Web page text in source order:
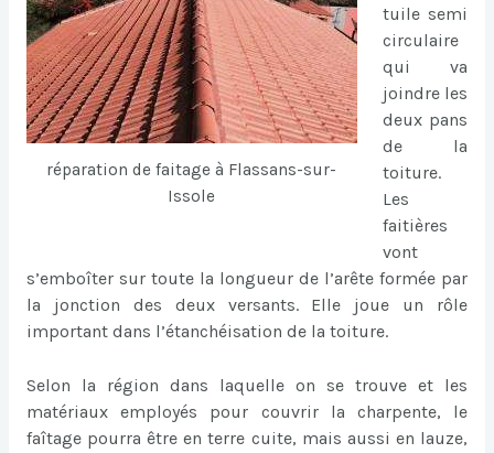
réparation de faitage à Flassans-sur-
Issole
tuile semi
circulaire
qui va
joindre les
deux pans
de la
toiture.
Les
faitières
vont
s’emboîter sur toute la longueur de l’arête formée par
la jonction des deux versants. Elle joue un rôle
important dans l’étanchéisation de la toiture.
Selon la région dans laquelle on se trouve et les
matériaux employés pour couvrir la charpente, le
faîtage pourra être en terre cuite, mais aussi en lauze,